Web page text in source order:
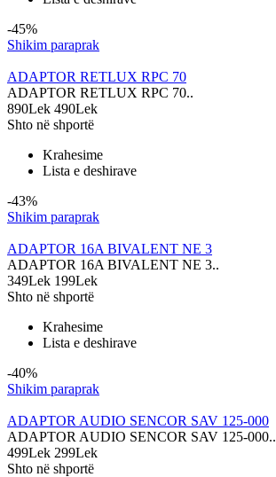
-45%
Shikim paraprak
ADAPTOR RETLUX RPC 70
ADAPTOR RETLUX RPC 70..
890Lek 490Lek
Shto në shportë
Krahesime
Lista e deshirave
-43%
Shikim paraprak
ADAPTOR 16A BIVALENT NE 3
ADAPTOR 16A BIVALENT NE 3..
349Lek 199Lek
Shto në shportë
Krahesime
Lista e deshirave
-40%
Shikim paraprak
ADAPTOR AUDIO SENCOR SAV 125-000
ADAPTOR AUDIO SENCOR SAV 125-000..
499Lek 299Lek
Shto në shportë